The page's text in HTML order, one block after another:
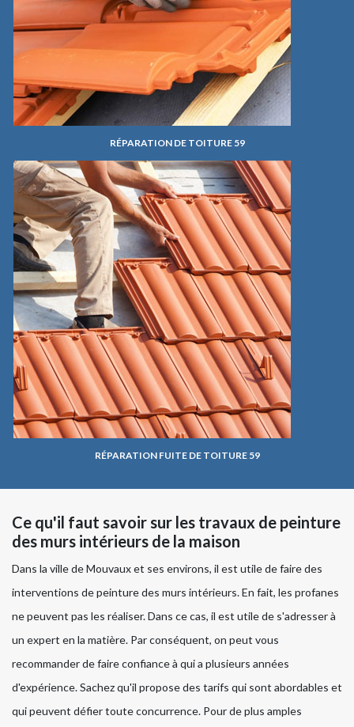
RÉPARATION DE TOITURE 59
RÉPARATION FUITE DE TOITURE 59
Ce qu'il faut savoir sur les travaux de peinture
des murs intérieurs de la maison
Dans la ville de Mouvaux et ses environs, il est utile de faire des
interventions de peinture des murs intérieurs. En fait, les profanes
ne peuvent pas les réaliser. Dans ce cas, il est utile de s'adresser à
un expert en la matière. Par conséquent, on peut vous
recommander de faire confiance à qui a plusieurs années
d'expérience. Sachez qu'il propose des tarifs qui sont abordables et
qui peuvent défier toute concurrence. Pour de plus amples